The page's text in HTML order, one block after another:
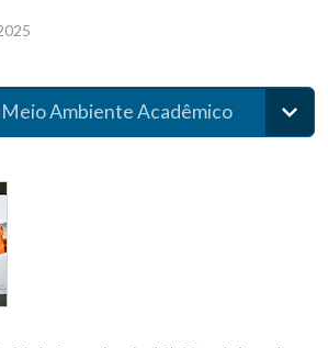
Meio Ambiente Acadêmico